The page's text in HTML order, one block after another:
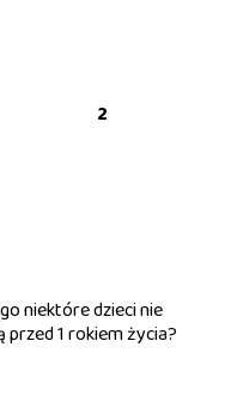
2
niektóre dzieci nie
przed 1 rokiem życia?